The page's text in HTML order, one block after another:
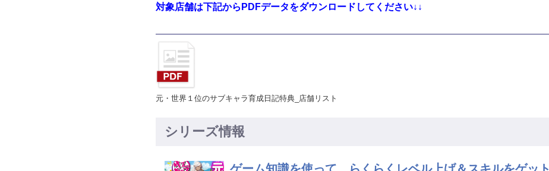
対象店舗は下記からPDFデータをダウンロードしてください↓↓
元・世界１位のサブキャラ育成日記特典_店舗リスト
シリーズ情報